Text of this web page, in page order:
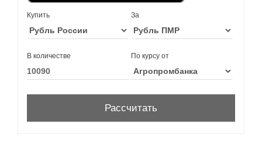
Купить За
В количестве По курсу от